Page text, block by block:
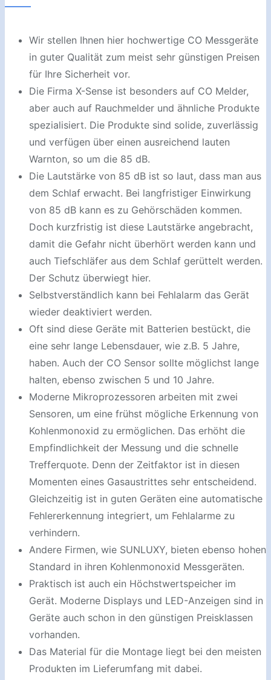
Wir stellen Ihnen hier hochwertige CO Messgeräte
in guter Qualität zum meist sehr günstigen Preisen
für Ihre Sicherheit vor.
Die Firma X-Sense ist besonders auf CO Melder,
aber auch auf Rauchmelder und ähnliche Produkte
spezialisiert. Die Produkte sind solide, zuverlässig
und verfügen über einen ausreichend lauten
Warnton, so um die 85 dB.
Die Lautstärke von 85 dB ist so laut, dass man aus
dem Schlaf erwacht. Bei langfristiger Einwirkung
von 85 dB kann es zu Gehörschäden kommen.
Doch kurzfristig ist diese Lautstärke angebracht,
damit die Gefahr nicht überhört werden kann und
auch Tiefschläfer aus dem Schlaf gerüttelt werden.
Der Schutz überwiegt hier.
Selbstverständlich kann bei Fehlalarm das Gerät
wieder deaktiviert werden.
Oft sind diese Geräte mit Batterien bestückt, die
eine sehr lange Lebensdauer, wie z.B. 5 Jahre,
haben. Auch der CO Sensor sollte möglichst lange
halten, ebenso zwischen 5 und 10 Jahre.
Moderne Mikroprozessoren arbeiten mit zwei
Sensoren, um eine frühst mögliche Erkennung von
Kohlenmonoxid zu ermöglichen. Das erhöht die
Empfindlichkeit der Messung und die schnelle
Trefferquote. Denn der Zeitfaktor ist in diesen
Momenten eines Gasaustrittes sehr entscheidend.
Gleichzeitig ist in guten Geräten eine automatische
Fehlererkennung integriert, um Fehlalarme zu
verhindern.
Andere Firmen, wie SUNLUXY, bieten ebenso hohen
Standard in ihren Kohlenmonoxid Messgeräten.
Praktisch ist auch ein Höchstwertspeicher im
Gerät. Moderne Displays und LED-Anzeigen sind in
Geräte auch schon in den günstigen Preisklassen
vorhanden.
Das Material für die Montage liegt bei den meisten
Produkten im Lieferumfang mit dabei.